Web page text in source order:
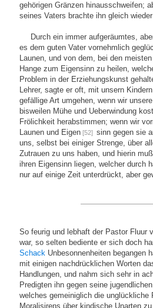
gehörigen Gränzen hinausschweifen;
seines Vaters brachte ihn gleich
Durch ein immer aufgeräumtes,
es dem guten Vater vornehmlich
Launen, und von dem, bei den
Hange zum Eigensinn zu heilen,
Problem in der Erziehungskunst
Lehrer, sagte er oft, mit unsern
gefällige Art umgehen, wenn wir
bisweilen Mühe und Ueberwindung
Frölichkeit herabstimmen; wenn wir
Launen und Eigen [52] sinn gegen sie
uns, selbst bei einiger Strenge, über
Zutrauen zu uns haben, und hierin
ihren Eigensinn liegen, welcher durch
nur auf einige Zeit unterdrückt, aber
So feurig und lebhaft der Pastor Fluur
war, so selten bediente er sich doch
Schack Unbesonnenheiten begangen
mit einigen nachdrücklichen Worten
Handlungen, und nahm sich sehr in
Predigten ihn gegen seine
welches gemeiniglich die unglückliche
Moralisirens über kindische Unarten